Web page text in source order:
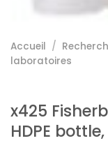
Accueil /
laboratoires
x425
HDPE